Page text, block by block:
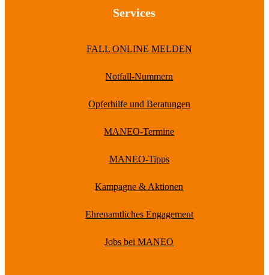
Services
FALL ONLINE MELDEN
Notfall-Nummern
Opferhilfe und Beratungen
MANEO-Termine
MANEO-Tipps
Kampagne & Aktionen
Ehrenamtliches Engagement
Jobs bei MANEO